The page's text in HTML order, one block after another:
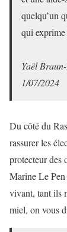
quelqu’un
qui exprime
Yaël
1/07/2024
Du côté du
rassurer les
protecteur des
Marine Le
vivant, tant ils
miel, on vous